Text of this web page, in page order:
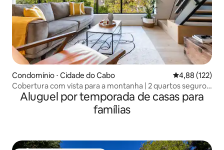
Condomínio ⋅ Cidade do Cabo 4,88 de uma
4,88 (122)
Cobertura com vista para a montanha | 2 quartos seguros,
vistas e piscina
Aluguel por temporada de casas para
famílias